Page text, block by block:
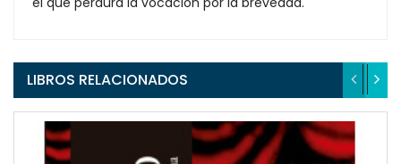
LIBROS RELACIONADOS